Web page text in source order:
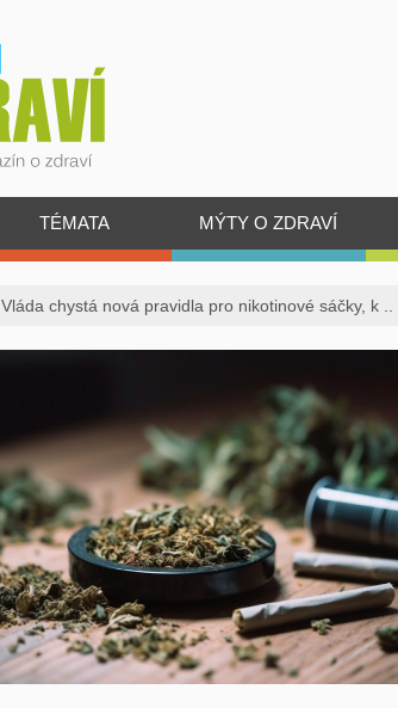
TÉMATA MÝTY O ZDRAVÍ
Vláda chystá nová pravidla pro nikotinové sáčky, k ..